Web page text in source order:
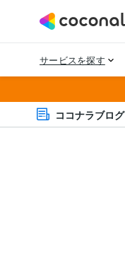
ココナラブログ